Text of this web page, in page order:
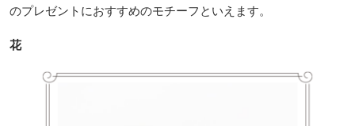
のプレゼントにおすすめのモチーフといえます。
花